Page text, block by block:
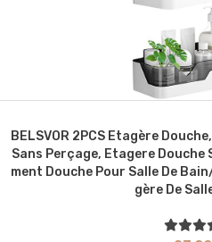
BELSVOR 2PCS Etagère
Sans Perçage, Etagere Douche
Ment Douche Pour Salle De
Gère De